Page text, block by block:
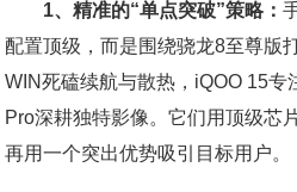
1、精准的“单点突破”策略：
配置顶级，而是围绕骁龙8至尊版
WIN死磕续航与散热，iQOO 15专
Pro深耕独特影像。它们用顶级芯
再用一个突出优势吸引目标用户。